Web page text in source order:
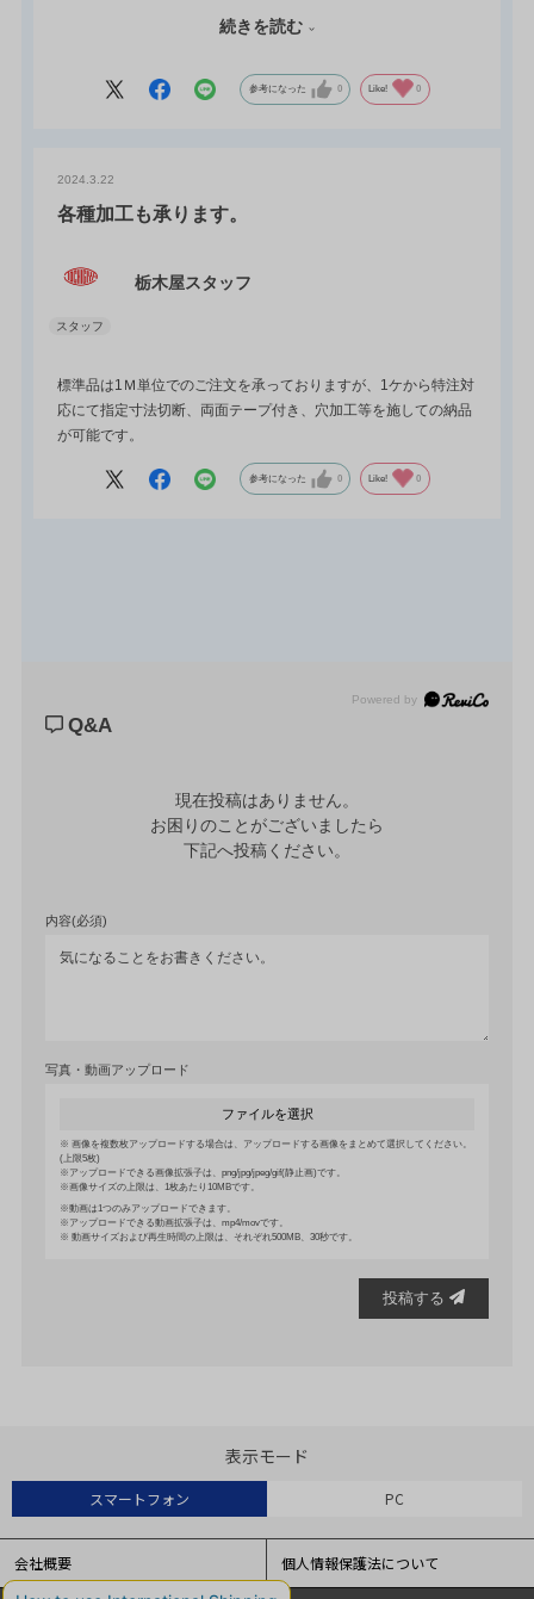
合わせ下さい。
続きを読む
参考になった 0 Like! 0
2024.3.22
各種加工も承ります。
栃木屋スタッフ
標準品は1Ｍ単位でのご注文を承っておりますが、1ケから特注対
応にて指定寸法切断、両面テープ付き、穴加工等を施しての納品
が可能です。
参考になった 0 Like! 0
Powered by
Q&A
現在投稿はありません。
お困りのことがございましたら
下記へ投稿ください。
内容(必須)
写真・動画アップロード
ファイルを選択
画像を複数枚アップロードする場合は、アップロードする画像をまとめて選択してください。
(上限5枚)
アップロードできる画像拡張子は、png/jpg/jpeg/gif(静止画)です。
画像サイズの上限は、1枚あたり10MBです。
動画は1つのみアップロードできます。
アップロードできる動画拡張子は、mp4/movです。
動画サイズおよび再生時間の上限は、それぞれ500MB、30秒です。
投稿する
表示モード
スマートフォン PC
会社概要 個人情報保護法について